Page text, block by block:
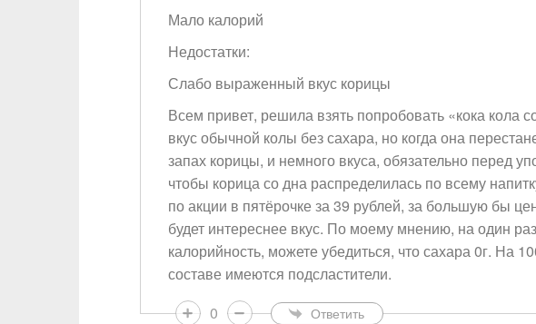
Мало калорий
Недостатки:
Слабо выраженный вкус корицы
Всем привет, решила взять попробовать «кока кола
вкус обычной колы без сахара, но когда она
запах корицы, и немного вкуса, обязательно перед
чтобы корица со дна распределилась по всему
по акции в пятёрочке за 39 рублей, за большую бы
будет интереснее вкус. По моему мнению, на один
калорийность, можете убедиться, что сахара 0г. На
составе имеются подсластители.
0
Ответить